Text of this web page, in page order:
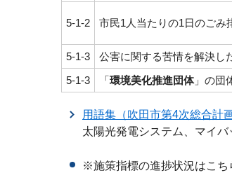
5-1-2 市民1人当たりの1日のごみ
5-1-3 公害に関する苦情を解決し
5-1-3
「環境美化推進団体」の団
用語集（吹田市第4次総合計画
太陽光発電システム、マイ
※施策指標の進捗状況はこち